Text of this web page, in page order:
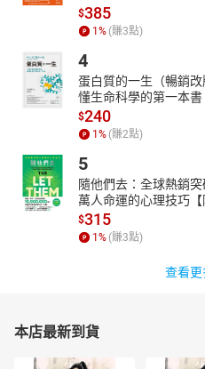
‧我很難訴說雅歌塔的經典之作《
僅是善與惡，也不只是對扭曲人
最沉痛的呼喊都有了善的堅持。
‧《惡童三部曲》像一個沒有盡
一部冰冷到時間就此被凍結、遺
更多是漠然的凝視，令人感到窒
‧早在學生時代我就讀過《惡童三
能夠處理版權！權利人來信詢問
不敢相信這是真的。皇冠也在第
權，並找來翻譯名家尉遲秀操刀
‧《惡童三部曲》以最簡白的文字
如莫比烏斯環，彼此怪異相連，不
$385
1 % (賺3點)
4
蛋白質的一生（暢銷
懂生命科學的第一本書
$240
1 % (賺2點)
5
隨他們去：全球熱銷
萬人命運的心理技巧
書】
$315
1 % (賺3點)
查看更
本店最新到貨